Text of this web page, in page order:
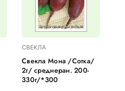
СВЕКЛА
Свекла Мона /Сотка/
2г/ среднеран. 200-
330г/*300